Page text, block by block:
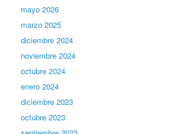
mayo 2026
marzo 2025
diciembre 2024
noviembre 2024
octubre 2024
enero 2024
diciembre 2023
octubre 2023